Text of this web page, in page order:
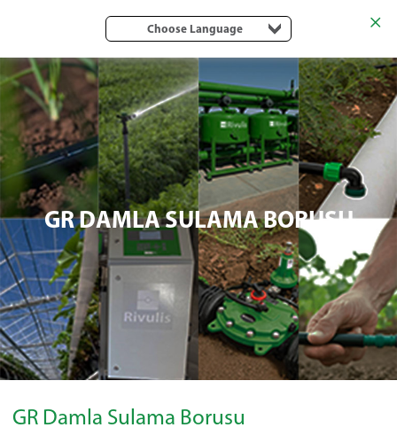
Choose Language
GR DAMLA SULAMA BORUSU
GR Damla Sulama Borusu